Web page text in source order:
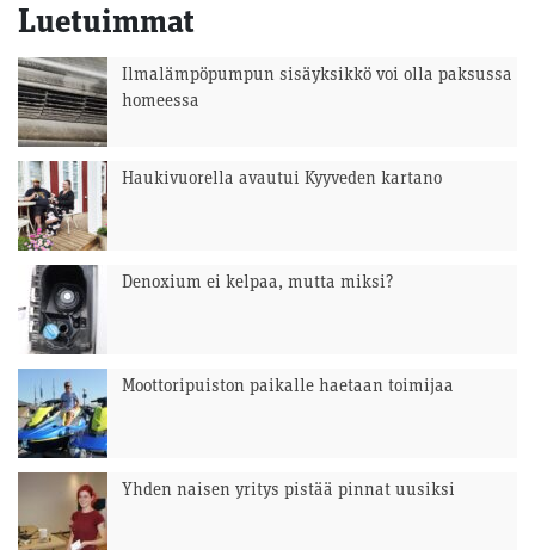
Luetuimmat
Ilmalämpöpumpun sisäyksikkö voi olla paksussa
homeessa
Haukivuorella avautui Kyyveden kartano
Denoxium ei kelpaa, mutta miksi?
Moottoripuiston paikalle haetaan toimijaa
Yhden naisen yritys pistää pinnat uusiksi